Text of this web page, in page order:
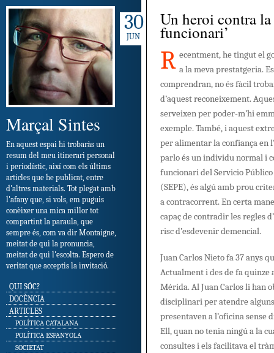
Marçal Sintes
En aquest espai hi trobaràs un
resum del meu itinerari personal
i periodístic, així com els últims
articles que he publicat, entre
d'altres materials. Tot plegat amb
l'afany que, si vols, em puguis
conèixer una mica millor tot
compartint la paraula, que
sempre és, com va dir Montaigne,
meitat de qui la pronuncia,
meitat de qui l'escolta. Espero de
veritat que acceptis la invitació.
SKIP TO CONTENT
QUI SÓC?
DOCÈNCIA
ARTICLES
POLÍTICA CATALANA
POLÍTICA ESPANYOLA
SOCIETAT
30
JUN
Un heroi contra
funcionari’
R ecentment, he tingut el
a la meva prestatgeria.
comprendran, no és fàcil
d’aquest reconeixement.
serveixen per poder-m’hi
exemple. També, i aquest
per alimentar la confiança en
parlo és un individu normal i
funcionari del Servicio
(SEPE), és algú amb prou
a contracorrent. En certa
capaç de contradir les regles
risc d’esdevenir demencial.
Juan Carlos Nieto fa 37 anys
Actualment i des de fa quinze
Mérida. Al Juan Carlos li han
disciplinari per atendre
presentaven a l’oficina sense
Ell, quan no tenia ningú a la
consultes i els facilitava el